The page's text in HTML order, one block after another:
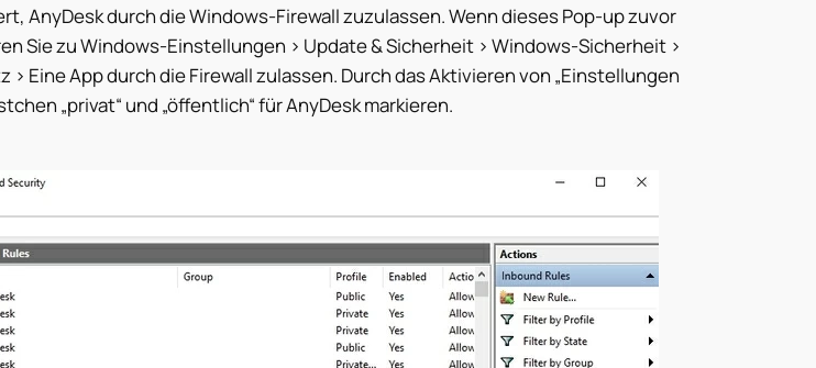
AnyDesk durch die Windows-Firewall zuzulassen. Wenn dieses Pop-up zuvor
Sie zu Windows-Einstellungen > Update & Sicherheit > Windows-Sicherheit >
> Eine App durch die Firewall zulassen. Durch das Aktivieren von „Einstellungen
„privat“ und „öffentlich“ für AnyDesk markieren.